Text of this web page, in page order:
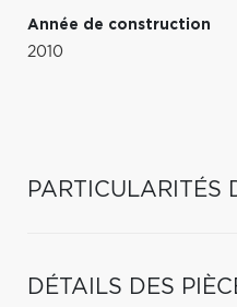
Année de construction
2010
PARTICULARITÉS
DÉTAILS DES